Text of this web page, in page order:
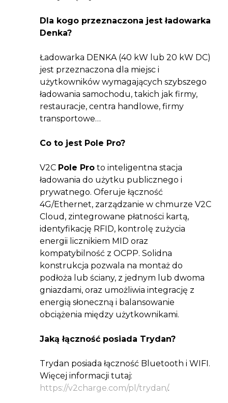
Dla kogo przeznaczona jest ładowarka
Denka?
Ładowarka DENKA (40 kW lub 20 kW DC)
jest przeznaczona dla miejsc i
użytkowników wymagających szybszego
ładowania samochodu, takich jak firmy,
restauracje, centra handlowe, firmy
transportowe…
Co to jest Pole Pro?
V2C Pole Pro to inteligentna stacja
ładowania do użytku publicznego i
prywatnego. Oferuje łączność
4G/Ethernet, zarządzanie w chmurze V2C
Cloud, zintegrowane płatności kartą,
identyfikację RFID, kontrolę zużycia
energii licznikiem MID oraz
kompatybilność z OCPP. Solidna
konstrukcja pozwala na montaż do
podłoża lub ściany, z jednym lub dwoma
gniazdami, oraz umożliwia integrację z
energią słoneczną i balansowanie
obciążenia między użytkownikami.
Jaką łączność posiada Trydan?
Trydan posiada łączność Bluetooth i WIFI.
Więcej informacji tutaj:
https://v2charge.com/pl/trydan/.